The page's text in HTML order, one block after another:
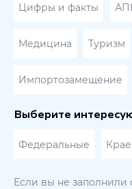
Цифры и факты
Медицина Туризм
Импортозамещение
Выберите
Федеральные
Если вы не заполнили